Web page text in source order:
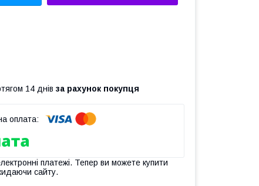
14 днів за рахунок покупця
платежі. Тепер ви можете купити
сайту.